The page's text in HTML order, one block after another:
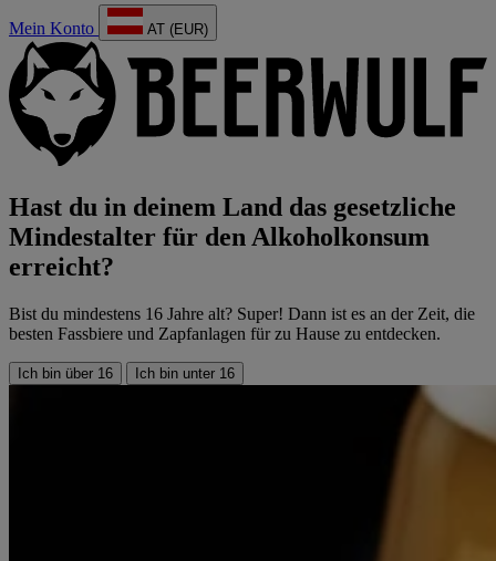
Mein Konto AT (EUR)
Hast du in deinem Land das gesetzliche
Mindestalter für den Alkoholkonsum
erreicht?
Bist du mindestens 16 Jahre alt? Super! Dann ist es an der Zeit, die
besten Fassbiere und Zapfanlagen für zu Hause zu entdecken.
Ich bin über 16 Ich bin unter 16